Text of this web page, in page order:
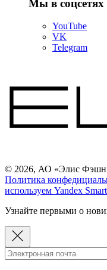
Мы в соцсетях
YouTube
VK
Telegram
© 2026, АО «Элис Фэшн
Политика
используем Yandex
Узнайте первыми о